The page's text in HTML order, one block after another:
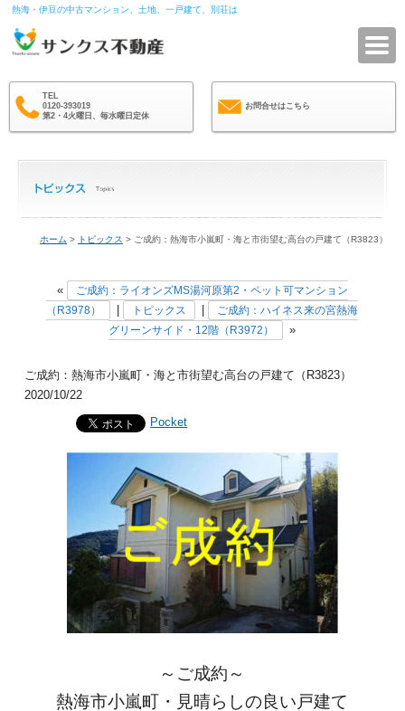
熱海・伊豆の中古マンション、土地、一戸建て、別荘は
TEL
0120-393019
第2・4火曜日、毎水曜日定休
お問合せはこちら
ホーム > トピックス > ご成約：熱海市小嵐町・海と市街望む高台の戸建て（R3823）
«
ご成約：ライオンズMS湯河原第2・ペット可マンション
（R3978）
トピックス
ご成約：ハイネス来の宮熱海
グリーンサイド・12階（R3972）
»
ご成約：熱海市小嵐町・海と市街望む高台の戸建て（R3823）
2020/10/22
Pocket
～ご成約～
熱海市小嵐町・見晴らしの良い戸建て